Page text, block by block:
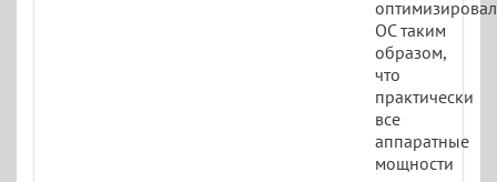
оптимизировал
ОС таким
образом,
что
практически
все
аппаратные
мощности